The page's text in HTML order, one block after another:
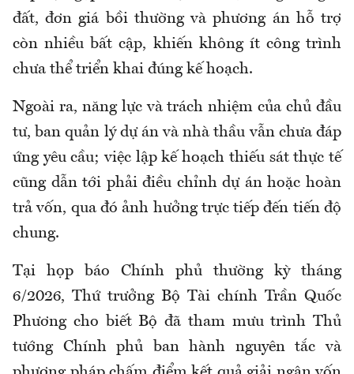
đất, đơn giá bồi thường và phương án hỗ trợ
còn nhiều bất cập, khiến không ít công trình
chưa thể triển khai đúng kế hoạch.
Ngoài ra, năng lực và trách nhiệm của chủ đầu
tư, ban quản lý dự án và nhà thầu vẫn chưa đáp
ứng yêu cầu; việc lập kế hoạch thiếu sát thực tế
cũng dẫn tới phải điều chỉnh dự án hoặc hoàn
trả vốn, qua đó ảnh hưởng trực tiếp đến tiến độ
chung.
Tại họp báo Chính phủ thường kỳ tháng
6/2026, Thứ trưởng Bộ Tài chính Trần Quốc
Phương cho biết Bộ đã tham mưu trình Thủ
tướng Chính phủ ban hành nguyên tắc và